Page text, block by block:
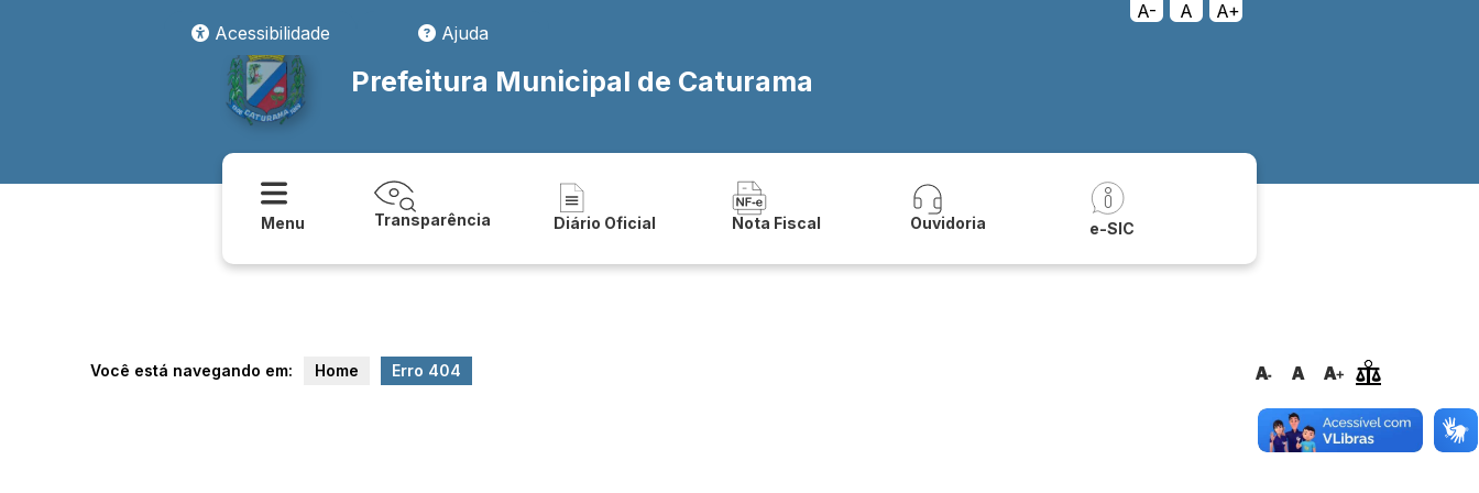
A- A
A+
Acessibilidade
Ajuda
Prefeitura Municipal de Caturama
Menu Transparência Diário Oficial Nota Fiscal Ouvidoria e-SIC
Você está navegando em: Home Erro 404